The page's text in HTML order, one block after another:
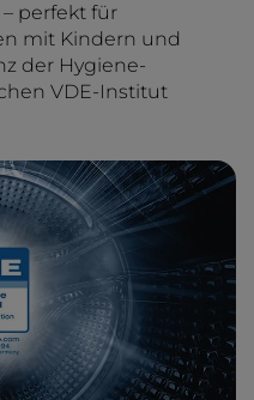
perfekt für
mit Kindern und
der Hygiene-
VDE-Institut